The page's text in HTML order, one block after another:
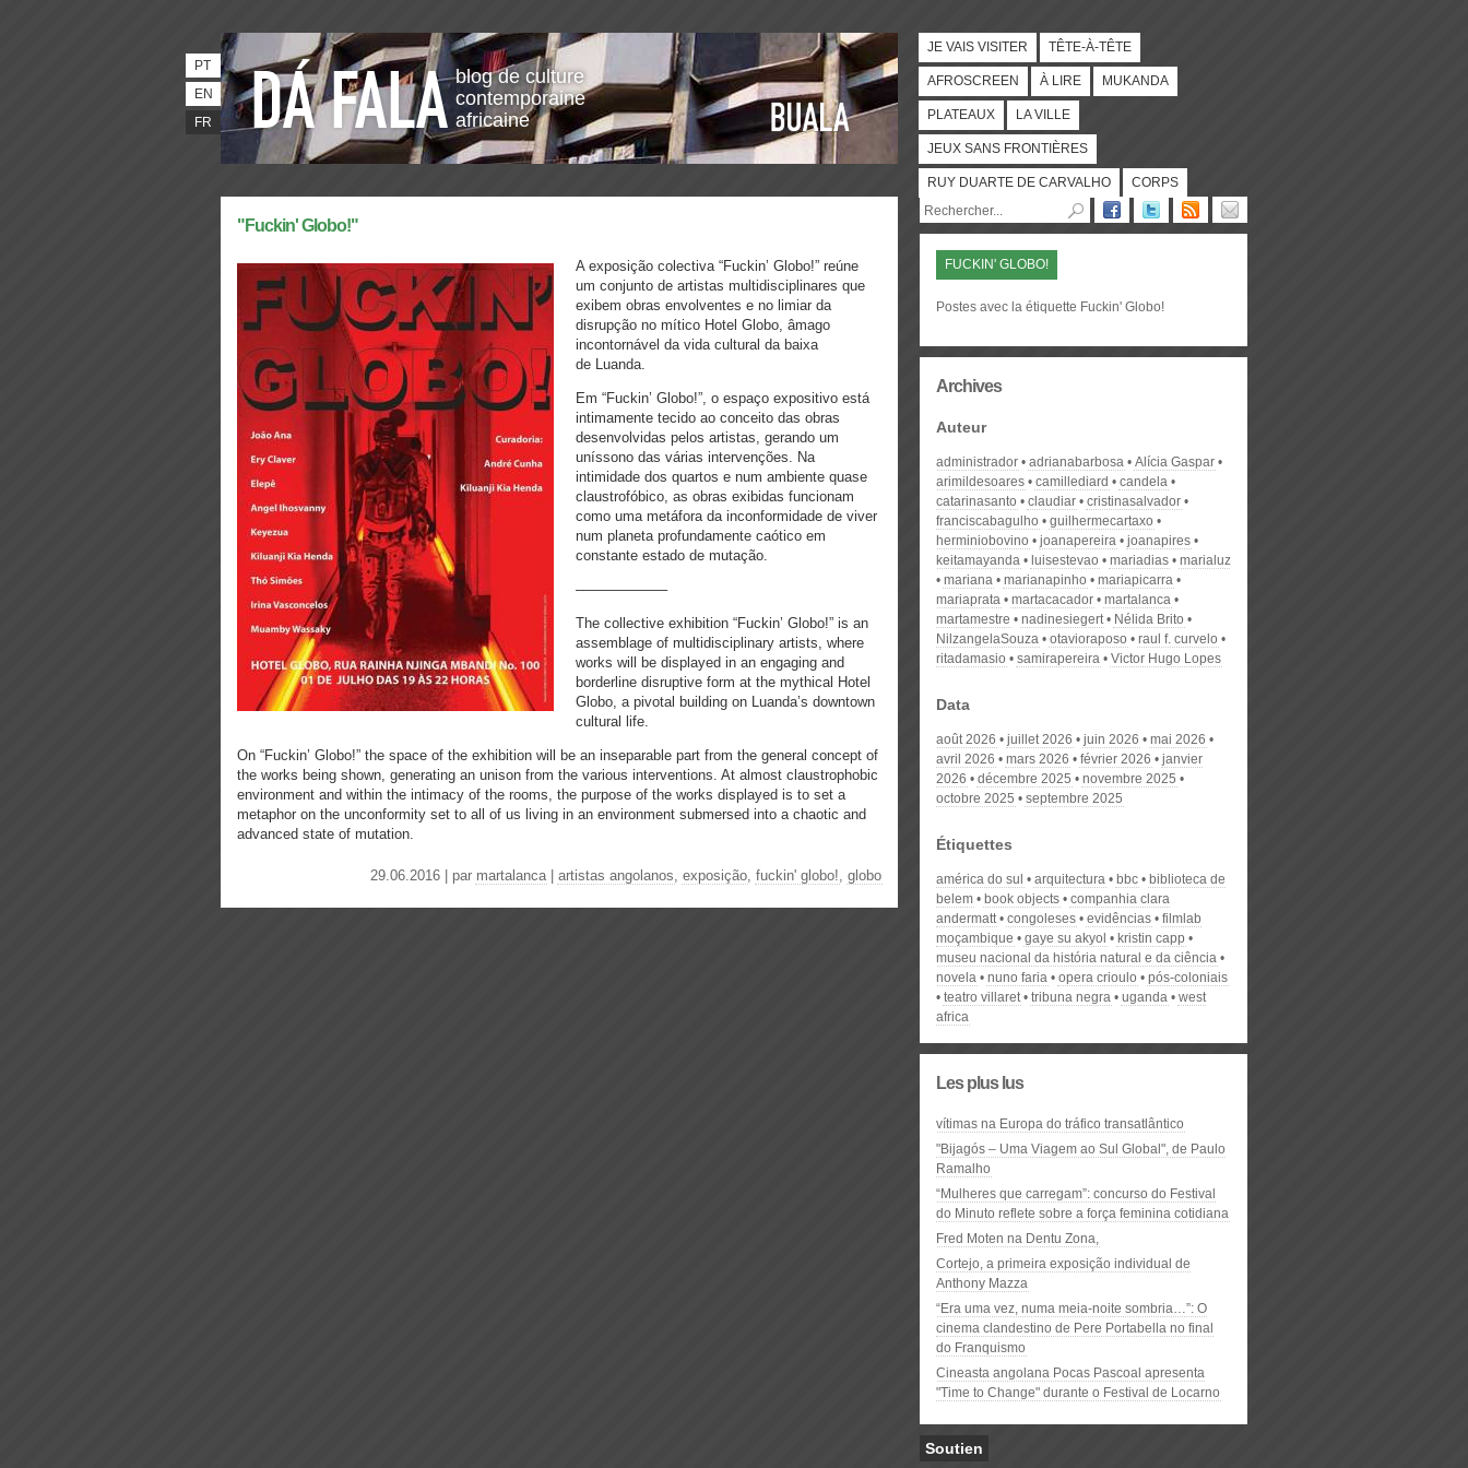
blog de culture
contemporaine
africaine
PT
EN
FR
JE VAIS VISITER TÊTE-À-TÊTE
AFROSCREEN À LIRE MUKANDA
PLATEAUX LA VILLE
JEUX SANS FRONTIÈRES
RUY DUARTE DE CARVALHO CORPS
"Fuckin' Globo!"
A exposição colectiva “Fuckin’ Globo!” reúne
um conjunto de artistas multidisciplinares que
exibem obras envolventes e no limiar da
disrupção no mítico Hotel Globo, âmago
incontornável da vida cultural da baixa
de Luanda.
Em “Fuckin’ Globo!”, o espaço expositivo está
intimamente tecido ao conceito das obras
desenvolvidas pelos artistas, gerando um
uníssono das várias intervenções. Na
intimidade dos quartos e num ambiente quase
claustrofóbico, as obras exibidas funcionam
como uma metáfora da inconformidade de viver
num planeta profundamente caótico em
constante estado de mutação.
––––––––––––
The collective exhibition “Fuckin’ Globo!” is an
assemblage of multidisciplinary artists, where
works will be displayed in an engaging and
borderline disruptive form at the mythical Hotel
Globo, a pivotal building on Luanda’s downtown
cultural life.
On “Fuckin’ Globo!” the space of the exhibition will be an inseparable part from the general concept of
the works being shown, generating an unison from the various interventions. At almost claustrophobic
environment and within the intimacy of the rooms, the purpose of the works displayed is to set a
metaphor on the unconformity set to all of us living in an environment submersed into a chaotic and
advanced state of mutation.
29.06.2016 | par martalanca| artistas angolanos, exposição, fuckin' globo!, globo
FUCKIN' GLOBO!
Postes avec la étiquette Fuckin' Globo!
Archives
Auteur
administrador adrianabarbosa
Alícia Gaspar
arimildesoares
camillediard
candela
catarinasanto
claudiar
cristinasalvador
franciscabagulho
guilhermecartaxo
herminiobovino
joanapereira
joanapires
keitamayanda
luisestevao mariadias
marialuz
mariana
marianapinho
mariapicarra
mariaprata
martacacador
martalanca
martamestre
nadinesiegert
Nélida Brito
NilzangelaSouza
otavioraposo
raul f. curvelo
ritadamasio
samirapereira Victor Hugo Lopes
Data
août 2026 juillet 2026 juin 2026
mai 2026
avril 2026
mars 2026 février 2026
janvier
2026
décembre 2025
novembre 2025
octobre 2025
septembre 2025
Étiquettes
américa do sul arquitectura bbc
biblioteca de
belem
book objects
companhia clara
andermatt
congoleses evidências
filmlab
moçambique
gaye su akyol
kristin capp
museu nacional da história natural e da ciência
novela
nuno faria opera crioulo
pós-coloniais
teatro villaret
tribuna negra uganda
west
africa
Les plus lus
vítimas na Europa do tráfico transatlântico
"Bijagós – Uma Viagem ao Sul Global", de Paulo
Ramalho
“Mulheres que carregam”: concurso do Festival
do Minuto reflete sobre a força feminina cotidiana
Fred Moten na Dentu Zona,
Cortejo, a primeira exposição individual de
Anthony Mazza
“Era uma vez, numa meia-noite sombria…”: O
cinema clandestino de Pere Portabella no final
do Franquismo
Cineasta angolana Pocas Pascoal apresenta
"Time to Change" durante o Festival de Locarno
Soutien